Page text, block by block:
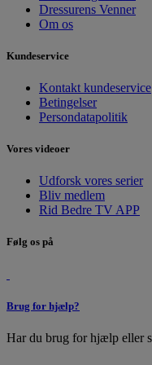
Dressurens Venner
Om os
Kundeservice
Kontakt kundeservice
Betingelser
Persondatapolitik
Vores videoer
Udforsk vores serier
Bliv medlem
Rid Bedre TV APP
Følg os på
Brug for hjælp?
Har du brug for hjælp eller